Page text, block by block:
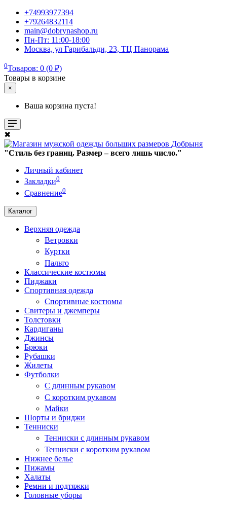
+74993977394
+79264832114
main@dobrynashop.ru
Пн-Пт: 11:00-18:00
Москва, ул Гарибальди, 23, ТЦ Панорама
0Товаров: 0 (0 ₽)
Товары в корзине
×
Ваша корзина пуста!
✖
"Стиль без границ. Размер – всего лишь число."
Личный кабинет
Закладки0
Сравнение0
Каталог
Верхняя одежда
Ветровки
Куртки
Пальто
Классические костюмы
Пиджаки
Спортивная одежда
Спортивные костюмы
Свитеры и джемперы
Толстовки
Кардиганы
Джинсы
Брюки
Рубашки
Жилеты
Футболки
С длинным рукавом
С коротким рукавом
Майки
Шорты и бриджи
Тенниски
Тенниски с длинным рукавом
Тенниски с коротким рукавом
Нижнее белье
Пижамы
Халаты
Ремни и подтяжки
Головные уборы